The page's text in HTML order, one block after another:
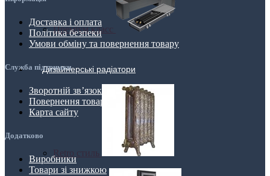
Преміум класс
Дизайнерські радіатори
Доставка і оплата
Політика безпеки
Умови обміну та повернення товару
Служба підтримки
Зворотній зв’язок
Повернення товару
Карта сайту
Додатково
Виробники
Товари зі знижкою